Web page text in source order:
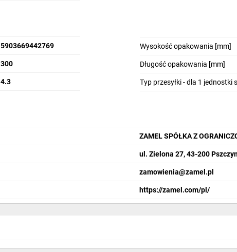
5903669442769
300
4.3
Wysokość opakowania [mm]
Długość opakowania [mm]
Typ przesyłki - dla 1 jednostki
ZAMEL SPÓŁKA Z
ul. Zielona 27, 43-200
zamowienia@zamel.pl
https://zamel.com/pl/